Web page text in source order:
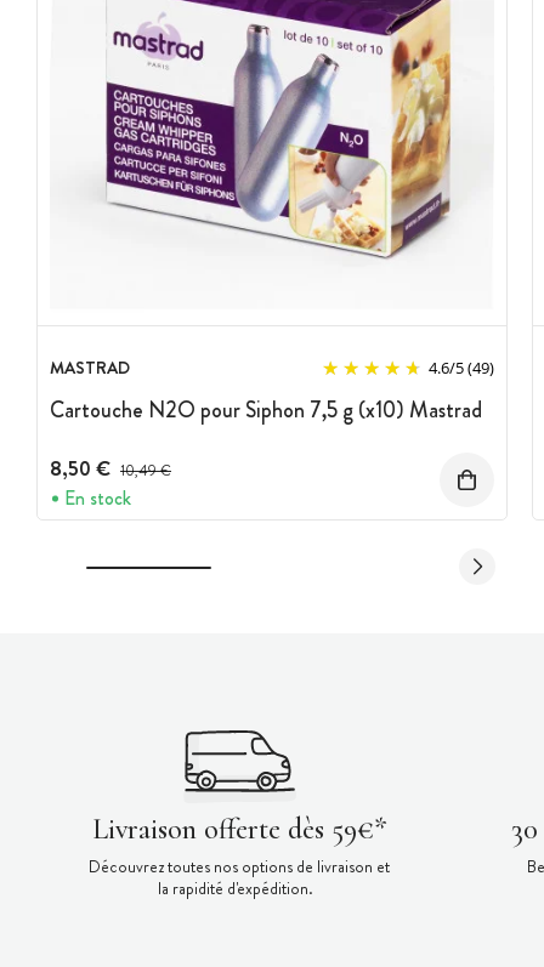
MASTRAD 4.6/5(49)
Cartouche N2O pour Siphon 7,5 g (x10) Mastrad
8,50 € Prix avant réduction :
10,49 €
En stock
Livraison offerte dès 59€*
Découvrez toutes nos options de livraison et
la rapidité d'expédition.